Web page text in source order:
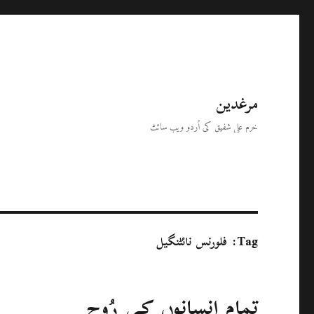
مرغدین
خرم علی شفیق کی اُردو ویب سائٹ
Tag: فلورنس نائٹنگیل